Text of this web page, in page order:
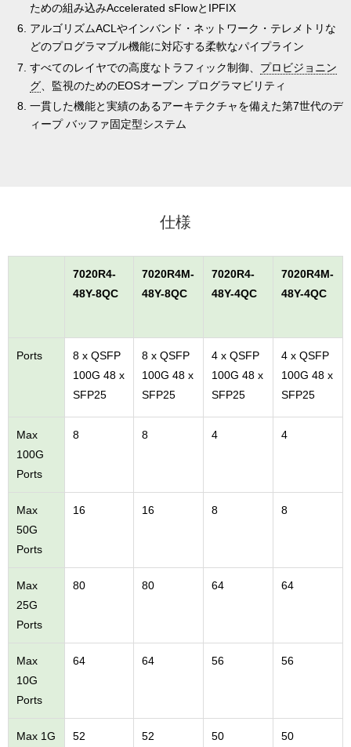
ための組み込みAccelerated sFlowとIPFIX
アルゴリズムACLやインバンド・ネットワーク・テレメトリな
どのプログラマブル機能に対応する柔軟なパイプライン
すべてのレイヤでの高度なトラフィック制御、 プロビジョニン
グ 、監視のためのEOSオープン プログラマビリティ
一貫した機能と実績のあるアーキテクチャを備えた第7世代のデ
ィープ バッファ固定型システム
仕様
7020R4-
48Y-8QC
7020R4M-
48Y-8QC
7020R4-
48Y-4QC
7020R4M-
48Y-4QC
Ports
8 x QSFP
100G 48 x
SFP25
8 x QSFP
100G 48 x
SFP25
4 x QSFP
100G 48 x
SFP25
4 x QSFP
100G 48 x
SFP25
Max
100G
Ports
8 8 4 4
Max
50G
Ports
16 16 8 8
Max
25G
Ports
80 80 64 64
Max
10G
Ports
64 64 56 56
Max 1G 52 52 50 50